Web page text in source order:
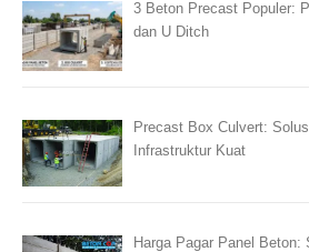
3 Beton Precast Populer:
dan U Ditch
Precast Box Culvert:
Infrastruktur Kuat
Harga Pagar Panel